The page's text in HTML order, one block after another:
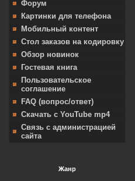
Форум
Картинки для телефона
Мобильный контент
Стол заказов на кодировку
Обзор новинок
Гостевая книга
Пользовательское
соглашение
FAQ (вопрос/ответ)
Скачать с YouTube mp4
Связь с администрацией
сайта
Жанр